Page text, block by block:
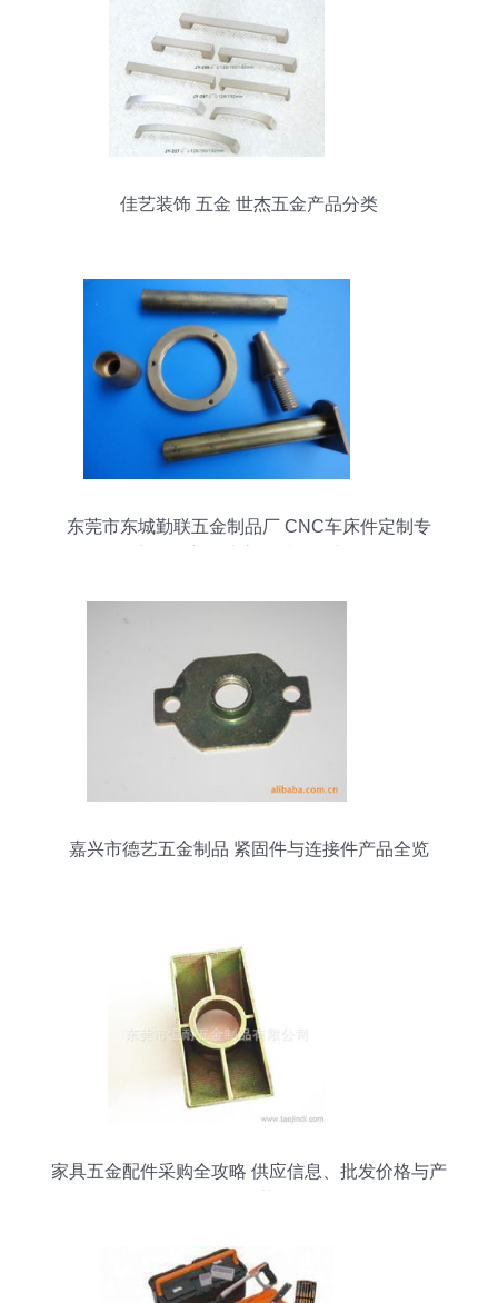
佳艺装饰 五金 世杰五金产品分类
东莞市东城勤联五金制品厂 CNC车床件定制专
嘉兴市德艺五金制品 紧固件与连接件产品全览
家具五金配件采购全攻略 供应信息、批发价格与产